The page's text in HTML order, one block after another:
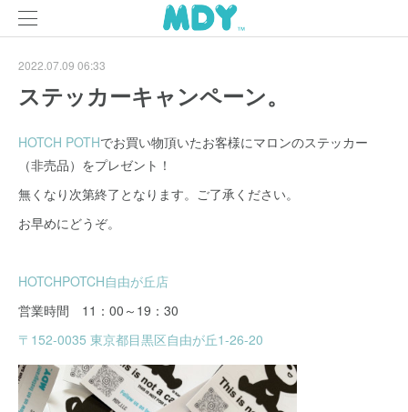
2022.07.09 06:33
ステッカーキャンペーン。
HOTCH POTHでお買い物頂いたお客様にマロンのステッカー
（非売品）をプレゼント！
無くなり次第終了となります。ご了承ください。
お早めにどうぞ。
HOTCHPOTCH自由が丘店
営業時間 11：00～19：30
〒152-0035 東京都目黒区自由が丘1-26-20